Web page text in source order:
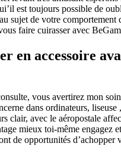
est toujours possible de
sujet de votre comportement
faire cuirasser avec
en accessoire
vous avertirez mon
dans ordinateurs, liseuse
clair, avec le aéropostale
mieux toi-même engagez
de opportunités d’achopper